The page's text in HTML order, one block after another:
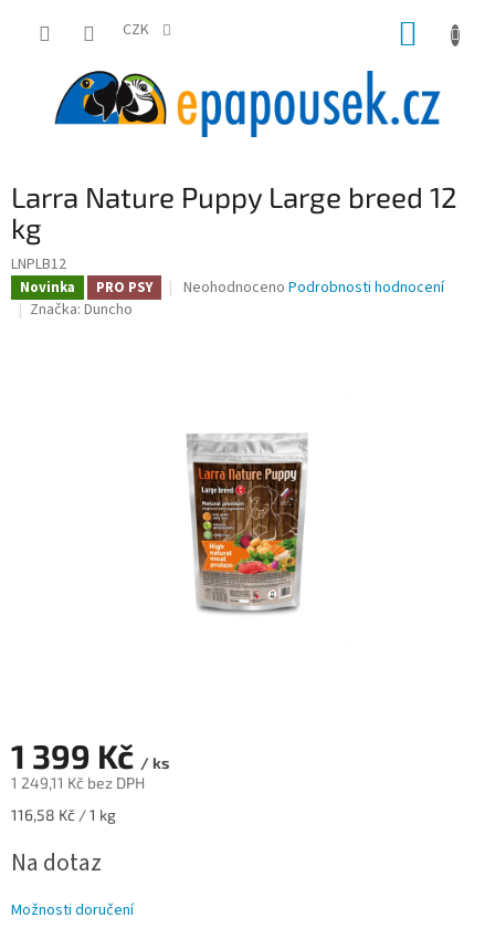
CZK
Larra Nature Puppy Large breed 12
kg
LNPLB12
Novinka PRO PSY
Průměrné
hvězdiček.
Neohodnoceno Podrobnosti hodnocení
Značka: Duncho
1 399 Kč / ks
1 249,11 Kč bez DPH
Měrná
116,58 Kč / 1 kg
Na dotaz
Možnosti doručení